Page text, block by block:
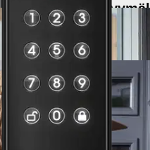
Tarkista
Tuotekuvaus